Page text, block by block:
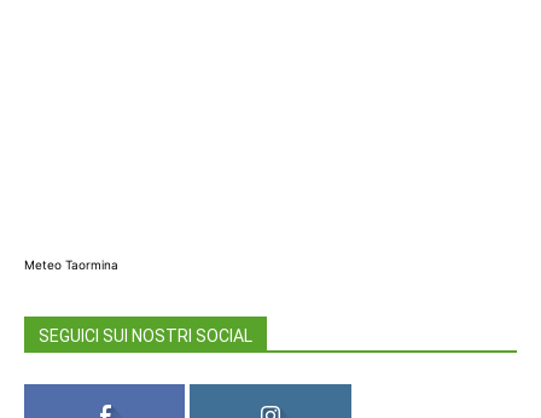
Meteo Taormina
SEGUICI SUI NOSTRI SOCIAL